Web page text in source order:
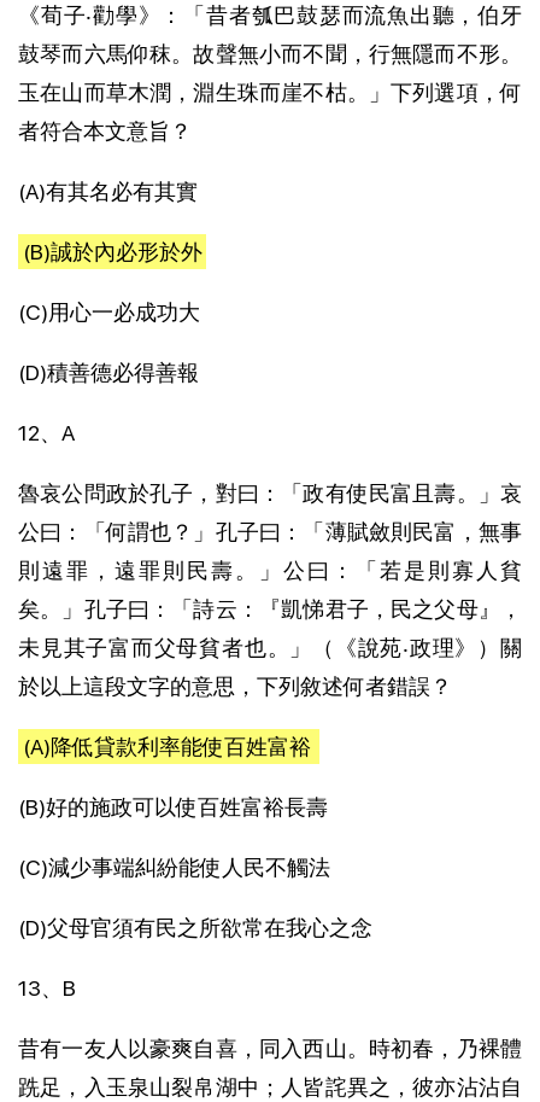
《荀子‧勸學》：「昔者瓠巴鼓瑟而流魚出聽，伯牙
鼓琴而六馬仰秣。故聲無小而不聞，行無隱而不形。
玉在山而草木潤，淵生珠而崖不枯。」下列選項，何
者符合本文意旨？
(A)有其名必有其實
(B)誠於內必形於外
(C)用心一必成功大
(D)積善德必得善報
12、A
魯哀公問政於孔子，對曰：「政有使民富且壽。」哀
公曰：「何謂也？」孔子曰：「薄賦斂則民富，無事
則遠罪，遠罪則民壽。」公曰：「若是則寡人貧
矣。」孔子曰：「詩云：『凱悌君子，民之父母』，
未見其子富而父母貧者也。」（《說苑‧政理》）關
於以上這段文字的意思，下列敘述何者錯誤？
(A)降低貸款利率能使百姓富裕
(B)好的施政可以使百姓富裕長壽
(C)減少事端糾紛能使人民不觸法
(D)父母官須有民之所欲常在我心之念
13、B
昔有一友人以豪爽自喜，同入西山。時初春，乃裸體
跣足，入玉泉山裂帛湖中；人皆詫異之，彼亦沾沾自